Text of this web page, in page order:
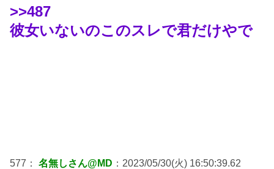
>>487
彼女いないのこのスレで君だけやで
577： 名無しさん@MD ：2023/05/30(火) 16:50:39.62